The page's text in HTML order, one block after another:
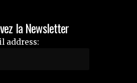
la Newsletter
address: